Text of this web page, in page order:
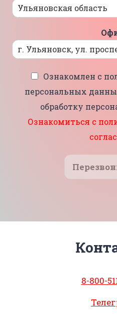
Ознакомлен с
персональных
обработку
Ознакомиться с
8-800-